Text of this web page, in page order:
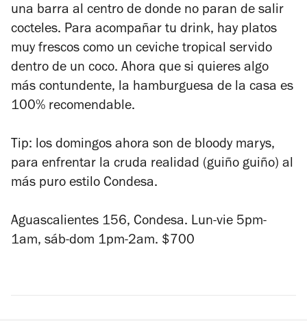
una barra al centro de donde no paran de salir
cocteles. Para acompañar tu drink, hay platos
muy frescos como un ceviche tropical servido
dentro de un coco. Ahora que si quieres algo
más contundente, la hamburguesa de la casa es
100% recomendable.
Tip: los domingos ahora son de bloody marys,
para enfrentar la cruda realidad (guiño guiño) al
más puro estilo Condesa.
Aguascalientes 156, Condesa. Lun-vie 5pm-
1am, sáb-dom 1pm-2am. $700